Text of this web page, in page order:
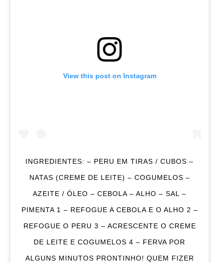
View this post on Instagram
INGREDIENTES: – PERU EM TIRAS / CUBOS –
NATAS (CREME DE LEITE) – COGUMELOS –
AZEITE / ÓLEO – CEBOLA – ALHO – SAL –
PIMENTA 1 – REFOGUE A CEBOLA E O ALHO 2 –
REFOGUE O PERU 3 – ACRESCENTE O CREME
DE LEITE E COGUMELOS 4 – FERVA POR
ALGUNS MINUTOS PRONTINHO! QUEM FIZER